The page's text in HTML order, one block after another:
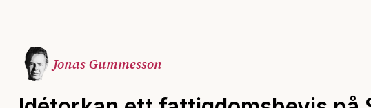
Jonas Gummesson